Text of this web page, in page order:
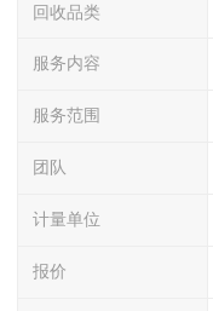
回收品类
服务内容
服务范围
团队
计量单位
报价